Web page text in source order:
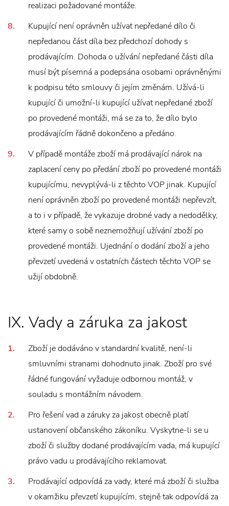
realizaci požadované montáže.
Kupující není oprávněn užívat nepředané dílo či
nepředanou část díla bez předchozí dohody s
prodávajícím. Dohoda o užívání nepředané části díla
musí být písemná a podepsána osobami oprávněnými
k podpisu této smlouvy či jejím změnám. Užívá-li
kupující či umožní-li kupující užívat nepředané zboží
po provedené montáži, má se za to, že dílo bylo
prodávajícím řádně dokončeno a předáno.
V případě montáže zboží má prodávající nárok na
zaplacení ceny po předání zboží po provedené montáži
kupujícímu, nevyplývá-li z těchto VOP jinak. Kupující
není oprávněn zboží po provedené montáži nepřevzít,
a to i v případě, že vykazuje drobné vady a nedodělky,
které samy o sobě neznemožňují užívání zboží po
provedené montáži. Ujednání o dodání zboží a jeho
převzetí uvedená v ostatních částech těchto VOP se
užijí obdobně.
IX. Vady a záruka za jakost
Zboží je dodáváno v standardní kvalitě, není-li
smluvními stranami dohodnuto jinak. Zboží pro své
řádné fungování vyžaduje odbornou montáž, v
souladu s montážním návodem.
Pro řešení vad a záruky za jakost obecně platí
ustanovení občanského zákoníku. Vyskytne-li se u
zboží či služby dodané prodávajícím vada, má kupující
právo vadu u prodávajícího reklamovat.
Prodávající odpovídá za vady, které má zboží či služba
v okamžiku převzetí kupujícím, stejně tak odpovídá za